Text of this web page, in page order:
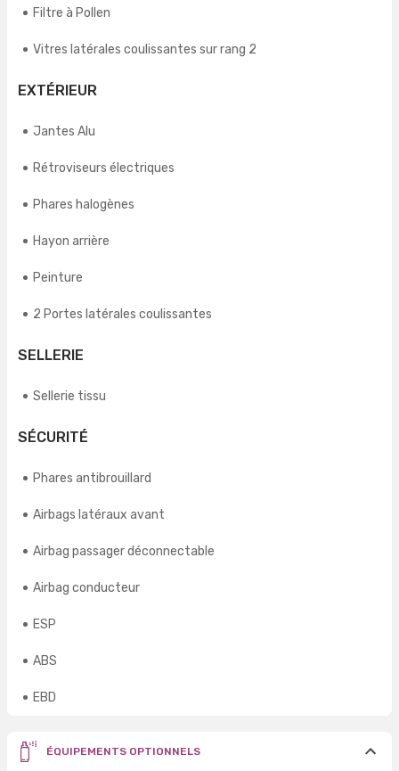
Filtre à Pollen
Vitres latérales coulissantes sur rang 2
EXTÉRIEUR
Jantes Alu
Rétroviseurs électriques
Phares halogènes
Hayon arrière
Peinture
2 Portes latérales coulissantes
SELLERIE
Sellerie tissu
SÉCURITÉ
Phares antibrouillard
Airbags latéraux avant
Airbag passager déconnectable
Airbag conducteur
ESP
ABS
EBD
ÉQUIPEMENTS OPTIONNELS